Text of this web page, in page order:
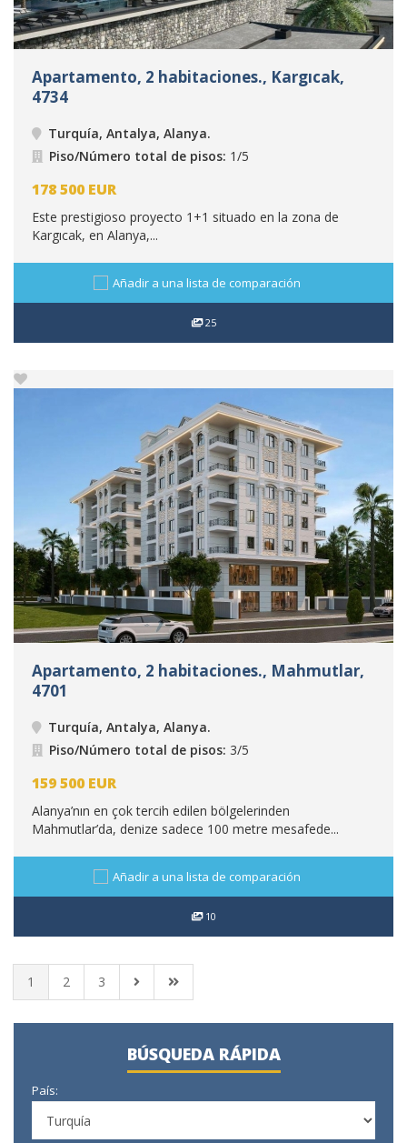
Apartamento, 2 habitaciones., Kargıcak,
4734
Turquía, Antalya, Alanya.
Piso/Número total de pisos: 1/5
178 500 EUR
Este prestigioso proyecto 1+1 situado en la zona de
Kargıcak, en Alanya,...
Añadir a una lista de comparación
25
Apartamento, 2 habitaciones., Mahmutlar,
4701
Turquía, Antalya, Alanya.
Piso/Número total de pisos: 3/5
159 500 EUR
Alanya’nın en çok tercih edilen bölgelerinden
Mahmutlar’da, denize sadece 100 metre mesafede...
Añadir a una lista de comparación
10
1 2 3
BÚSQUEDA RÁPIDA
País: